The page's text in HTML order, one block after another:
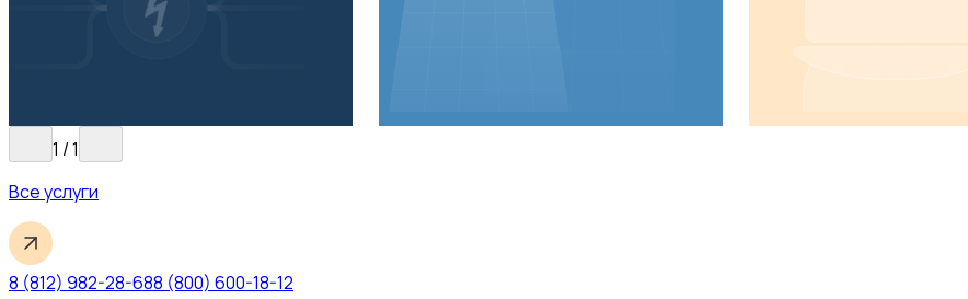
1 /1
Все услуги
8 (812) 982-28-688 (800) 600-18-12